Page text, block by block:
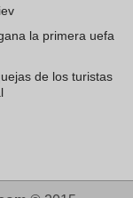
la primera uefa
de los turistas